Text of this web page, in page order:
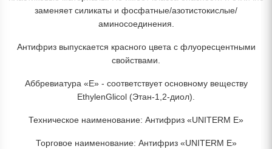
заменяет силикаты и фосфатные/азотистокислые/
аминосоединения.
Антифриз выпускается красного цвета с флуоресцентными
свойствами.
Аббревиатура «E» - соответствует основному веществу
EthylenGlicol (Этан-1,2-диол).
Техническое наименование: Антифриз «UNITERM E»
Торговое наименование: Антифриз «UNITERM E»